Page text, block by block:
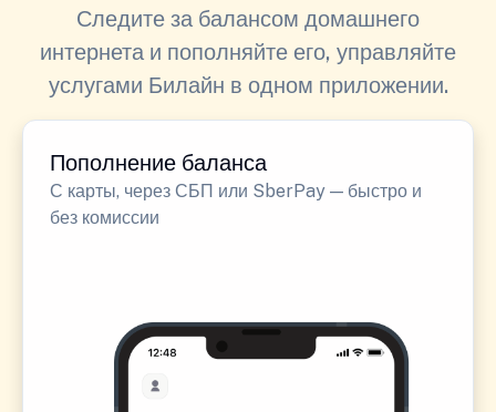
Следите за балансом домашнего
интернета и пополняйте его, управляйте
услугами Билайн в одном приложении.
Пополнение баланса
С карты, через СБП или SberPay — быстро и
без комиссии